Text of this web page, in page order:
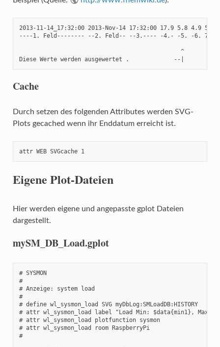
2013-11-14_17:32:00 2013-Nov-14 17:32:00 17.9 5.8 4.9 58
----1. Feld-------- --2. Feld-- --3.---- -4.- -5. -6. 7.
^
Diese Werte werden ausgewertet .             --|
Cache
Durch setzen des folgenden Attributes werden SVG-
Plots gecached wenn ihr Enddatum erreicht ist.
attr WEB SVGcache 1
Eigene Plot-Dateien
Hier werden eigene und angepasste gplot Dateien
dargestellt.
mySM_DB_Load.gplot
# SYSMON
#
# Anzeige: system load
#
# define wl_sysmon_load SVG myDbLog:SMLoadDB:HISTORY
# attr wl_sysmon_load label "Load Min: $data{min1}, Max:
# attr wl_sysmon_load plotfunction sysmon
# attr wl_sysmon_load room RaspberryPi
#